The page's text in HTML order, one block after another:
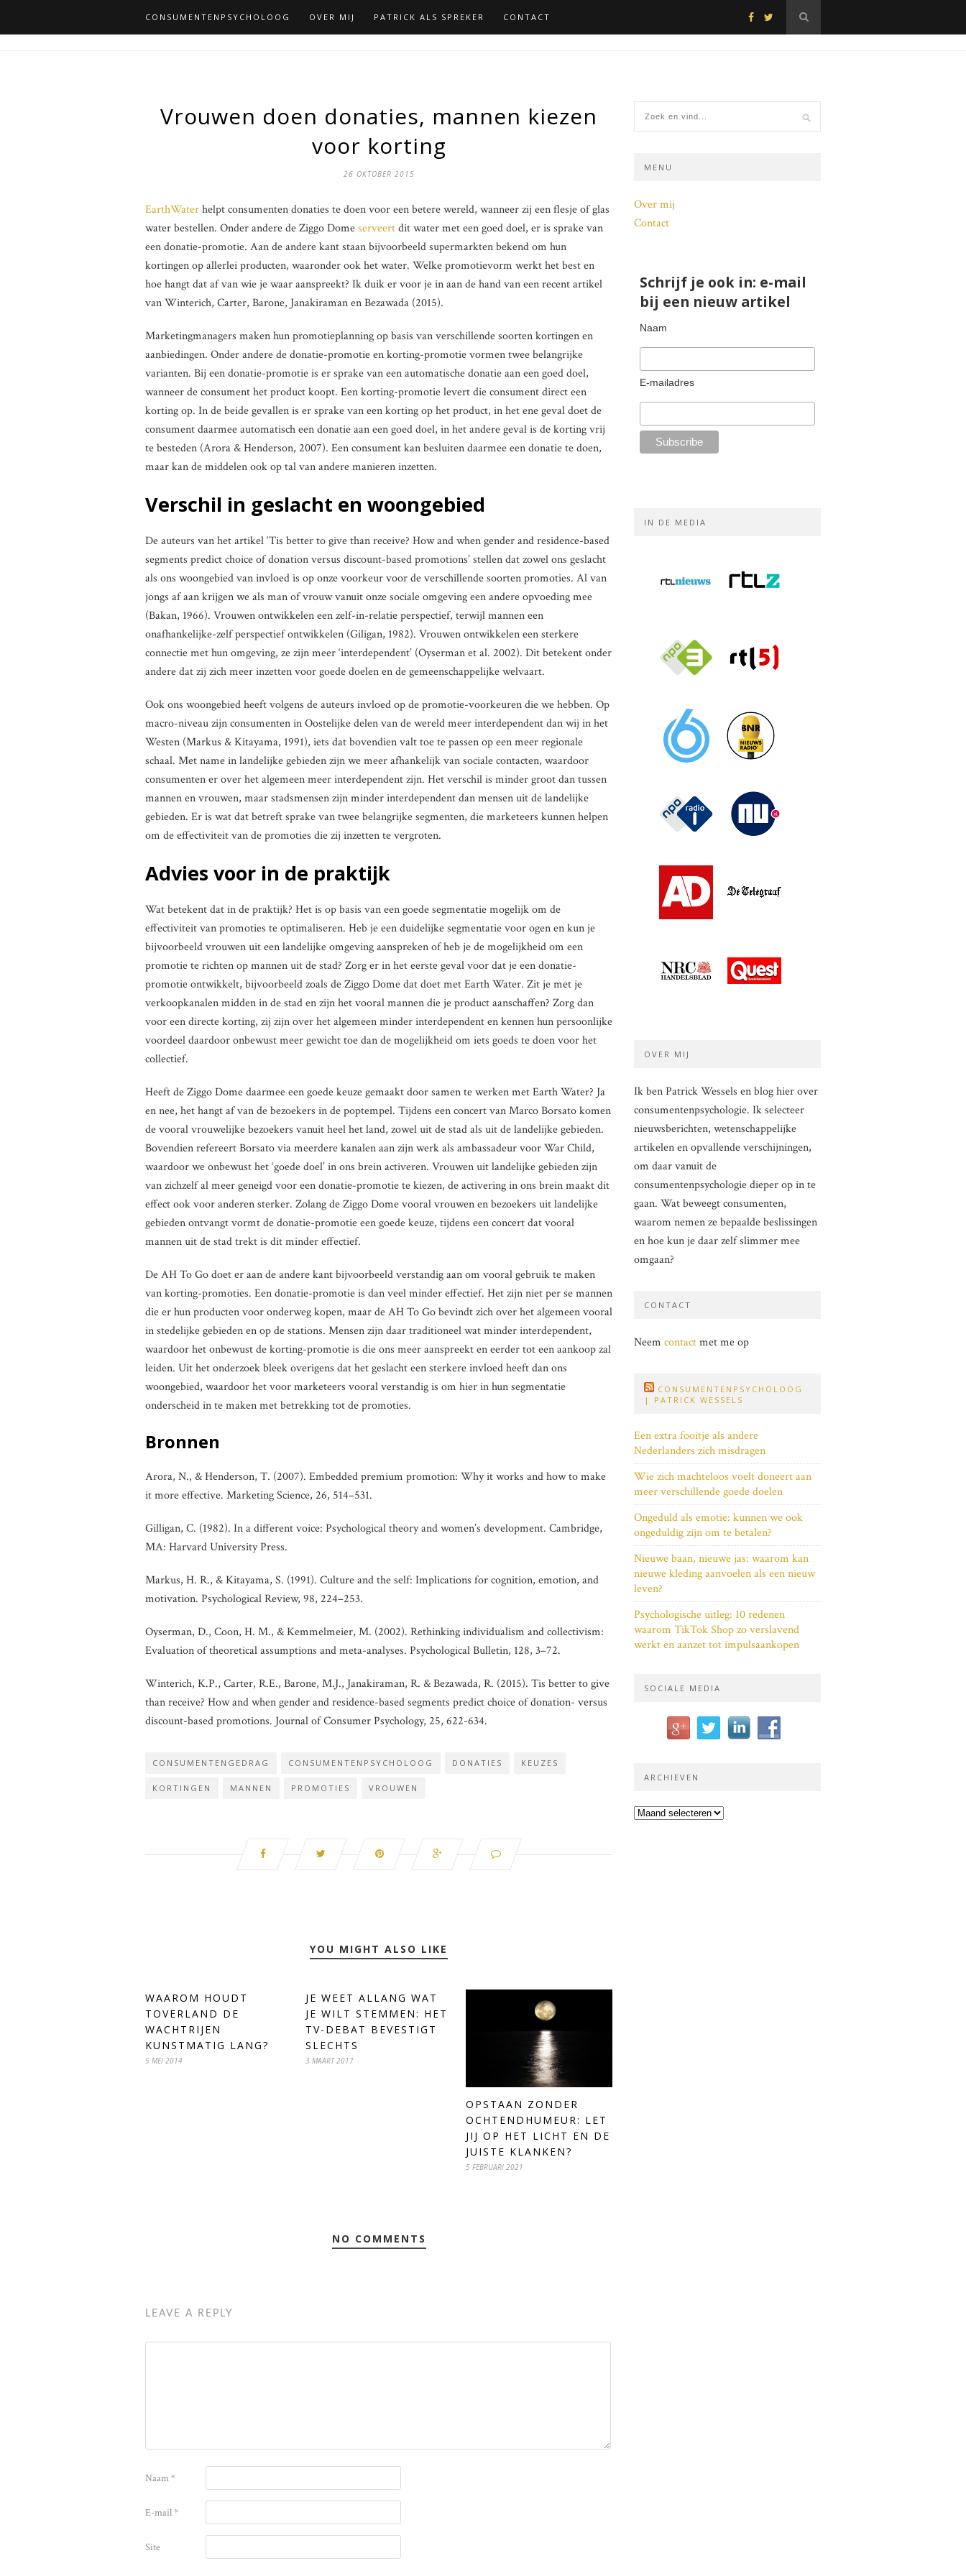
CONSUMENTENPSYCHOLOOG OVER MIJ PATRICK ALS SPREKER CONTACT
Vrouwen doen donaties, mannen kiezen
voor korting
26 OKTOBER 2015
EarthWaterhelpt consumenten donaties te doen voor een betere wereld, wanneer zij een flesje of glas
water bestellen. Onder andere de Ziggo Domeserveertdit water met een goed doel, er is sprake van
een donatie-promotie. Aan de andere kant staan bijvoorbeeld supermarkten bekend om hun
kortingen op allerlei producten, waaronder ook het water. Welke promotievorm werkt het best en
hoe hangt dat af van wie je waar aanspreekt? Ik duik er voor je in aan de hand van een recent artikel
van Winterich, Carter, Barone, Janakiraman en Bezawada (2015).
Marketingmanagers maken hun promotieplanning op basis van verschillende soorten kortingen en
aanbiedingen. Onder andere de donatie-promotie en korting-promotie vormen twee belangrijke
varianten. Bij een donatie-promotie is er sprake van een automatische donatie aan een goed doel,
wanneer de consument het product koopt. Een korting-promotie levert die consument direct een
korting op. In de beide gevallen is er sprake van een korting op het product, in het ene geval doet de
consument daarmee automatisch een donatie aan een goed doel, in het andere geval is de korting vrij
te besteden (Arora & Henderson, 2007). Een consument kan besluiten daarmee een donatie te doen,
maar kan de middelen ook op tal van andere manieren inzetten.
Verschil in geslacht en woongebied
De auteurs van het artikel ‘Tis better to give than receive? How and when gender and residence-based
segments predict choice of donation versus discount-based promotions’ stellen dat zowel ons geslacht
als ons woongebied van invloed is op onze voorkeur voor de verschillende soorten promoties. Al van
jongs af aan krijgen we als man of vrouw vanuit onze sociale omgeving een andere opvoeding mee
(Bakan, 1966). Vrouwen ontwikkelen een zelf-in-relatie perspectief, terwijl mannen een
onafhankelijke-zelf perspectief ontwikkelen (Giligan, 1982). Vrouwen ontwikkelen een sterkere
connectie met hun omgeving, ze zijn meer ‘interdependent’ (Oyserman et al. 2002). Dit betekent onder
andere dat zij zich meer inzetten voor goede doelen en de gemeenschappelijke welvaart.
Ook ons woongebied heeft volgens de auteurs invloed op de promotie-voorkeuren die we hebben. Op
macro-niveau zijn consumenten in Oostelijke delen van de wereld meer interdependent dan wij in het
Westen (Markus & Kitayama, 1991), iets dat bovendien valt toe te passen op een meer regionale
schaal. Met name in landelijke gebieden zijn we meer afhankelijk van sociale contacten, waardoor
consumenten er over het algemeen meer interdependent zijn. Het verschil is minder groot dan tussen
mannen en vrouwen, maar stadsmensen zijn minder interdependent dan mensen uit de landelijke
gebieden. Er is wat dat betreft sprake van twee belangrijke segmenten, die marketeers kunnen helpen
om de effectiviteit van de promoties die zij inzetten te vergroten.
Advies voor in de praktijk
Wat betekent dat in de praktijk? Het is op basis van een goede segmentatie mogelijk om de
effectiviteit van promoties te optimaliseren. Heb je een duidelijke segmentatie voor ogen en kun je
bijvoorbeeld vrouwen uit een landelijke omgeving aanspreken of heb je de mogelijkheid om een
promotie te richten op mannen uit de stad? Zorg er in het eerste geval voor dat je een donatie-
promotie ontwikkelt, bijvoorbeeld zoals de Ziggo Dome dat doet met Earth Water. Zit je met je
verkoopkanalen midden in de stad en zijn het vooral mannen die je product aanschaffen? Zorg dan
voor een directe korting, zij zijn over het algemeen minder interdependent en kennen hun persoonlijke
voordeel daardoor onbewust meer gewicht toe dan de mogelijkheid om iets goeds te doen voor het
collectief.
Heeft de Ziggo Dome daarmee een goede keuze gemaakt door samen te werken met Earth Water? Ja
en nee, het hangt af van de bezoekers in de poptempel. Tijdens een concert van Marco Borsato komen
de vooral vrouwelijke bezoekers vanuit heel het land, zowel uit de stad als uit de landelijke gebieden.
Bovendien refereert Borsato via meerdere kanalen aan zijn werk als ambassadeur voor War Child,
waardoor we onbewust het ‘goede doel’ in ons brein activeren. Vrouwen uit landelijke gebieden zijn
van zichzelf al meer geneigd voor een donatie-promotie te kiezen, de activering in ons brein maakt dit
effect ook voor anderen sterker. Zolang de Ziggo Dome vooral vrouwen en bezoekers uit landelijke
gebieden ontvangt vormt de donatie-promotie een goede keuze, tijdens een concert dat vooral
mannen uit de stad trekt is dit minder effectief.
De AH To Go doet er aan de andere kant bijvoorbeeld verstandig aan om vooral gebruik te maken
van korting-promoties. Een donatie-promotie is dan veel minder effectief. Het zijn niet per se mannen
die er hun producten voor onderweg kopen, maar de AH To Go bevindt zich over het algemeen vooral
in stedelijke gebieden en op de stations. Mensen zijn daar traditioneel wat minder interdependent,
waardoor het onbewust de korting-promotie is die ons meer aanspreekt en eerder tot een aankoop zal
leiden. Uit het onderzoek bleek overigens dat het geslacht een sterkere invloed heeft dan ons
woongebied, waardoor het voor marketeers vooral verstandig is om hier in hun segmentatie
onderscheid in te maken met betrekking tot de promoties.
Bronnen
Arora, N., & Henderson, T. (2007). Embedded premium promotion: Why it works and how to make
it more effective. Marketing Science, 26, 514–531.
Gilligan, C. (1982). In a different voice: Psychological theory and women’s development. Cambridge,
MA: Harvard University Press.
Markus, H. R., & Kitayama, S. (1991). Culture and the self: Implications for cognition, emotion, and
motivation. Psychological Review, 98, 224–253.
Oyserman, D., Coon, H. M., & Kemmelmeier, M. (2002). Rethinking individualism and collectivism:
Evaluation of theoretical assumptions and meta-analyses. Psychological Bulletin, 128, 3–72.
Winterich, K.P., Carter, R.E., Barone, M.J., Janakiraman, R. & Bezawada, R. (2015). Tis better to give
than receive? How and when gender and residence-based segments predict choice of donation- versus
discount-based promotions. Journal of Consumer Psychology, 25, 622-634.
CONSUMENTENGEDRAG CONSUMENTENPSYCHOLOOG DONATIES KEUZES
KORTINGEN MANNEN PROMOTIES VROUWEN
YOU MIGHT ALSO LIKE
WAAROM HOUDT
TOVERLAND DE
WACHTRIJEN
KUNSTMATIG LANG?
5 MEI 2014
JE WEET ALLANG WAT
JE WILT STEMMEN: HET
TV-DEBAT BEVESTIGT
SLECHTS
3 MAART 2017
OPSTAAN ZONDER
OCHTENDHUMEUR: LET
JIJ OP HET LICHT EN DE
JUISTE KLANKEN?
5 FEBRUARI 2021
NO COMMENTS
LEAVE A REPLY
Naam*
E-mail*
Site
MENU
Over mij
Contact
Schrijf je ook in: e-mail
bij een nieuw artikel
Naam
E-mailadres
IN DE MEDIA
OVER MIJ
Ik ben Patrick Wessels en blog hier over
consumentenpsychologie. Ik selecteer
nieuwsberichten, wetenschappelijke
artikelen en opvallende verschijningen,
om daar vanuit de
consumentenpsychologie dieper op in te
gaan. Wat beweegt consumenten,
waarom nemen ze bepaalde beslissingen
en hoe kun je daar zelf slimmer mee
omgaan?
CONTACT
Neem contactmet me op
CONSUMENTENPSYCHOLOOG
| PATRICK WESSELS
Een extra fooitje als andere
Nederlanders zich misdragen
Wie zich machteloos voelt doneert aan
meer verschillende goede doelen
Ongeduld als emotie: kunnen we ook
ongeduldig zijn om te betalen?
Nieuwe baan, nieuwe jas: waarom kan
nieuwe kleding aanvoelen als een nieuw
leven?
Psychologische uitleg: 10 redenen
waarom TikTok Shop zo verslavend
werkt en aanzet tot impulsaankopen
SOCIALE MEDIA
ARCHIEVEN
Archieven